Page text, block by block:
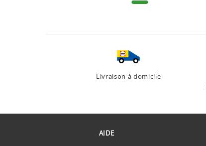
Livraison à domicile
AIDE